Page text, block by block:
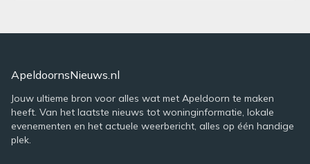
ApeldoornsNieuws.nl
Jouw ultieme bron voor alles wat met Apeldoorn te maken
heeft. Van het laatste nieuws tot woninginformatie, lokale
evenementen en het actuele weerbericht, alles op één handige
plek.